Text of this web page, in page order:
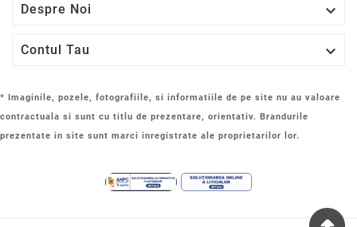
Despre Noi 
Contul Tau 
* Imaginile, pozele, fotografiile, si informatiile de pe site nu au valoare
contractuala si sunt cu titlu de prezentare, orientativ. Brandurile
prezentate in site sunt marci inregistrate ale proprietarilor lor.